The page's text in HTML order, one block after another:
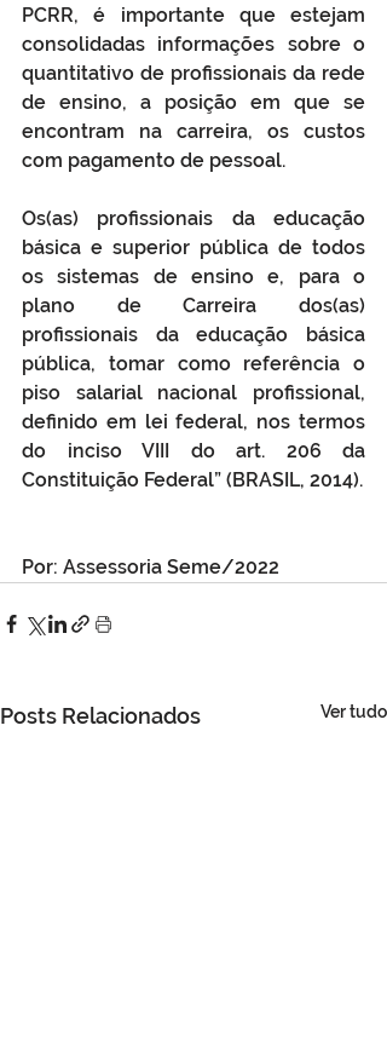
PCRR, é importante que estejam
consolidadas informações sobre o
quantitativo de profissionais da rede
de ensino, a posição em que se
encontram na carreira, os custos
com pagamento de pessoal.
Os(as) profissionais da educação
básica e superior pública de todos
os sistemas de ensino e, para o
plano de Carreira dos(as)
profissionais da educação básica
pública, tomar como referência o
piso salarial nacional profissional,
definido em lei federal, nos termos
do inciso VIII do art. 206 da
Constituição Federal” (BRASIL, 2014).
Por: Assessoria Seme/2022
Posts Relacionados Ver tudo